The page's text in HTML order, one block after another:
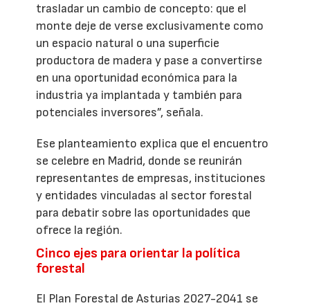
trasladar un cambio de concepto: que el
monte deje de verse exclusivamente como
un espacio natural o una superficie
productora de madera y pase a convertirse
en una oportunidad económica para la
industria ya implantada y también para
potenciales inversores”, señala.
Ese planteamiento explica que el encuentro
se celebre en Madrid, donde se reunirán
representantes de empresas, instituciones
y entidades vinculadas al sector forestal
para debatir sobre las oportunidades que
ofrece la región.
Cinco ejes para orientar la política
forestal
El Plan Forestal de Asturias 2027-2041 se